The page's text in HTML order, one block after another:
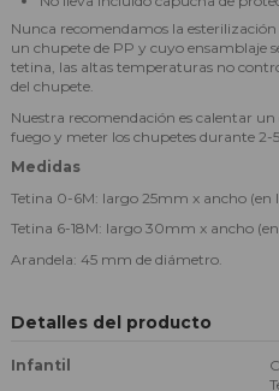
Nunca recomendamos la esterilización
un chupete de PP y cuyo ensamblaje
tetina, las altas temperaturas no
del chupete.
Nuestra recomendación es calentar
fuego y meter los chupetes durante 2-
Medidas
Tetina 0-6M: largo 25mm x ancho (en
Tetina 6-18M: largo 30mm x ancho
Arandela: 45 mm de diámetro.
Detalles del producto
Infantil